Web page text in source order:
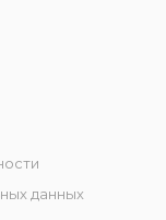
данных